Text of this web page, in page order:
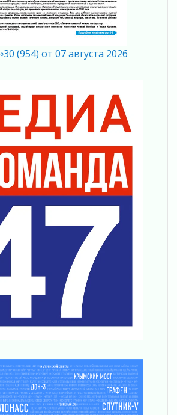
потребление
по карману
музыка
к выборам
только письменное
здоровья и кошелька
строителей
производительность
объединений
полностью закроют на два
(954) от 07 августа 2026